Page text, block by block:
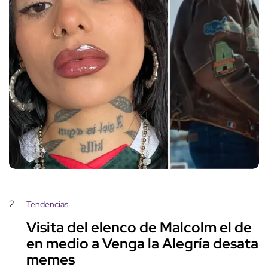
2 Tendencias
Visita del elenco de Malcolm el de
en medio a Venga la Alegría desata
memes